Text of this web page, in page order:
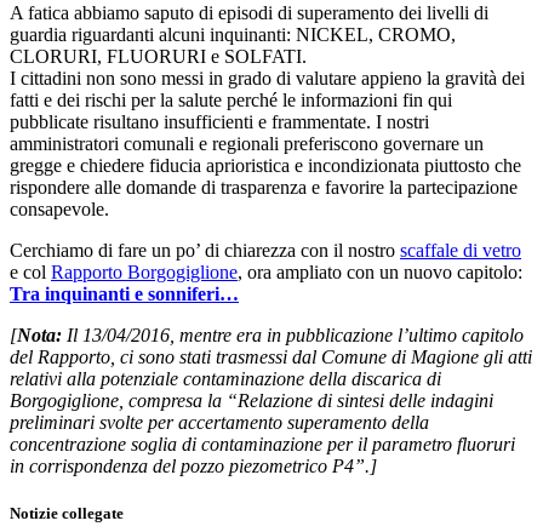
A fatica abbiamo saputo di episodi di superamento dei livelli di
guardia riguardanti alcuni inquinanti: NICKEL, CROMO,
CLORURI, FLUORURI e SOLFATI.
I cittadini non sono messi in grado di valutare appieno la gravità dei
fatti e dei rischi per la salute perché le informazioni fin qui
pubblicate risultano insufficienti e frammentate. I nostri
amministratori comunali e regionali preferiscono governare un
gregge e chiedere fiducia aprioristica e incondizionata piuttosto che
rispondere alle domande di trasparenza e favorire la partecipazione
consapevole.
Cerchiamo di fare un po’ di chiarezza con il nostro scaffale di vetro
e col Rapporto Borgogiglione, ora ampliato con un nuovo capitolo:
Tra inquinanti e sonniferi…
[Nota: Il 13/04/2016, mentre era in pubblicazione l’ultimo capitolo
del Rapporto, ci sono stati trasmessi dal Comune di Magione gli atti
relativi alla potenziale contaminazione della discarica di
Borgogiglione, compresa la “Relazione di sintesi delle indagini
preliminari svolte per accertamento superamento della
concentrazione soglia di contaminazione per il parametro fluoruri
in corrispondenza del pozzo piezometrico P4”.]
Notizie collegate